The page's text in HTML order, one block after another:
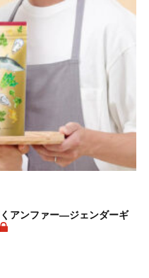
アンファー―ジェンダーギ